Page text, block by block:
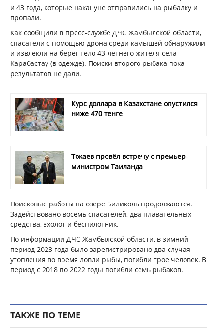
и 43 года, которые накануне отправились на рыбалку и
пропали.
Как сообщили в пресс-службе ДЧС Жамбылской области,
спасатели с помощью дрона среди камышей обнаружили
и извлекли на берег тело 43-летнего жителя села
Карабастау (в одежде). Поиски второго рыбака пока
результатов не дали.
Курс доллара в Казахстане опустился
ниже 470 тенге
Токаев провёл встречу с премьер-
министром Таиланда
Поисковые работы на озере Биликоль продолжаются.
Задействовано восемь спасателей, два плавательных
средства, эхолот и беспилотник.
По информации ДЧС Жамбылской области, в зимний
период 2023 года было зарегистрировано два случая
утопления во время ловли рыбы, погибли трое человек. В
период с 2018 по 2022 годы погибли семь рыбаков.
ТАКЖЕ ПО ТЕМЕ